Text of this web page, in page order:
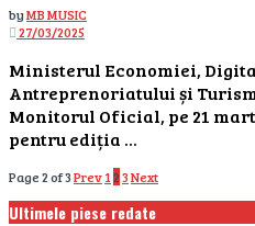
byMB MUSIC
27/03/2025
Ministerul Economiei,
Antreprenoriatului și
Monitorul Oficial, pe 21
pentru ediția ...
Page 2 of 3Prev123Next
Ultimele piese redate